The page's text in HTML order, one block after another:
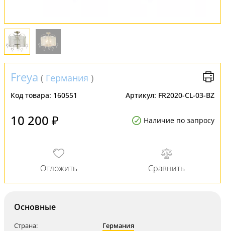
Freya ( Германия )
Код товара: 160551 Артикул: FR2020-CL-03-BZ
10 200 ₽ Наличие по запросу
Основные
Страна:
Германия